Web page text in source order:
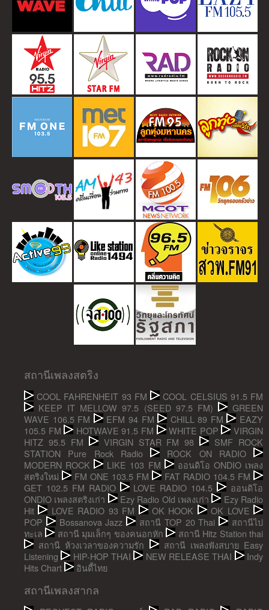
สถานีเพลงสตริง
COOL FAHRENHEIT 93 FM
COOL CELSIUS 91.5 FM
KEEP IT MELLOW 97.5 (SEED 97.5 FM)
GREEN
WAVE 106.5 FM
EFM 94 FM CHILL 89 FM
EAZY
105.5 FM
HOTWAVE 91.5 FM WHITE POP
VIRGIN
HITZ 95.5 FM
VIRGIN STAR FM 98
SMF ROCK
STATION Pure Rock Radio
ROCK ON RADIO
MODERN ROCK
LIKE 103 FM
ออนดิโอ ONDIO เพลง
สตริงใหม่
FM ONE 103.5 FM
FAT RADIO 104.5 FM
GET 102.5 FM RADIO
LOVE RADIO 104.5
ออนดิโอ
ONDIO เพลงสตริงเก่า
Ezy Radio Old เพลงเก่า
Ezy Radio
Hit
LOVE RADIO 93 FM OK HOOK
OK LOVE
POP
Bossanova Jazz สถานี TOP 20 Thai
สถานีไป
ทะเล
สถานี มุมเล็กๆ ของคนอกหัก
สถานี Hitz Station thai
สถานี ห้วงเวลาของความรัก
สถานี เพลงฟังสบาย Easy
Listening
HIP-HOP THAI NEW RELEASE THAI
Indy
Hits Chart
อินดี้ไทย
สถานีเพลงสากล